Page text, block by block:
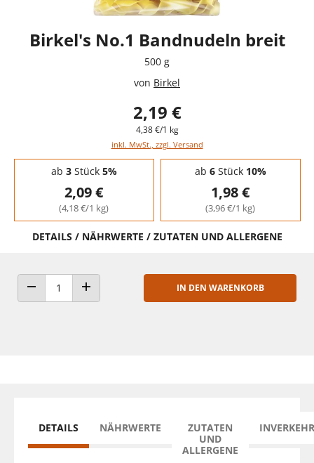
Birkel's No.1 Bandnudeln breit
500 g
von Birkel
2,19 €
4,38 €/1 kg
inkl. MwSt., zzgl. Versand
Staffelpreise - Mengenrabatt
ab 3Stück 5%
2,09 €
(4,18 €/1 kg)
ab 6Stück 10%
1,98 €
(3,96 €/1 kg)
DETAILS / NÄHRWERTE / ZUTATEN UND ALLERGENE
ANZAHL VERRINGERNANZAHL ERHÖHEN
IN DEN WARENKORB
DETAILS NÄHRWERTE
ZUTATEN
UND
ALLERGENE